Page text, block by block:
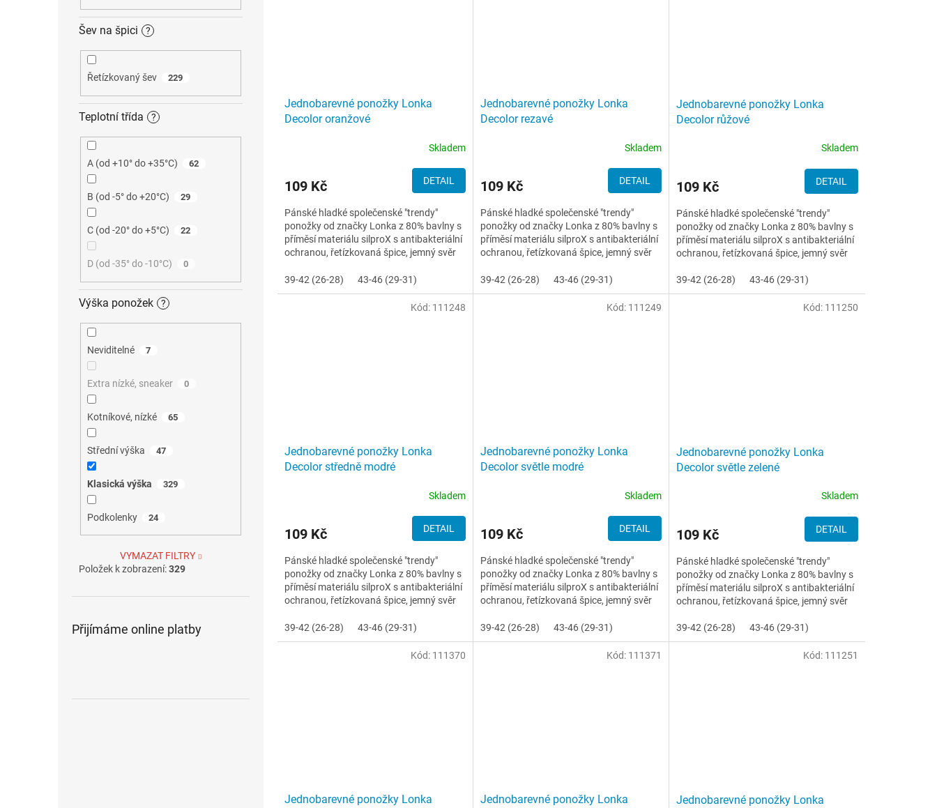
Šev na špici ?
Řetízkovaný šev 229
Teplotní třída ?
A (od +10° do +35°C) 62
B (od -5° do +20°C) 29
C (od -20° do +5°C) 22
D (od -35° do -10°C) 0
Výška ponožek ?
Neviditelné 7
Extra nízké, sneaker 0
Kotníkové, nízké 65
Střední výška 47
Klasická výška 329
Podkolenky 24
VYMAZAT FILTRY
Položek k zobrazení:329
Přijímáme online platby
Jednobarevné ponožky Lonka
Decolor oranžové
Skladem
109 Kč DETAIL
Pánské hladké společenské "trendy"
ponožky od značky Lonka z 80% bavlny s
příměsí materiálu silproX s antibakteriální
ochranou, řetízkovaná špice, jemný svěr
39-42 (26-28)
43-46 (29-31)
Jednobarevné ponožky Lonka
Decolor rezavé
Skladem
109 Kč DETAIL
Pánské hladké společenské "trendy"
ponožky od značky Lonka z 80% bavlny s
příměsí materiálu silproX s antibakteriální
ochranou, řetízkovaná špice, jemný svěr
39-42 (26-28)
43-46 (29-31)
Jednobarevné ponožky Lonka
Decolor růžové
Skladem
109 Kč DETAIL
Pánské hladké společenské "trendy"
ponožky od značky Lonka z 80% bavlny s
příměsí materiálu silproX s antibakteriální
ochranou, řetízkovaná špice, jemný svěr
39-42 (26-28)
43-46 (29-31)
Jednobarevné ponožky Lonka
Decolor středně modré
Skladem
109 Kč DETAIL
Pánské hladké společenské "trendy"
ponožky od značky Lonka z 80% bavlny s
příměsí materiálu silproX s antibakteriální
ochranou, řetízkovaná špice, jemný svěr
39-42 (26-28)
43-46 (29-31)
Kód: 111248
Jednobarevné ponožky Lonka
Decolor světle modré
Skladem
109 Kč DETAIL
Pánské hladké společenské "trendy"
ponožky od značky Lonka z 80% bavlny s
příměsí materiálu silproX s antibakteriální
ochranou, řetízkovaná špice, jemný svěr
39-42 (26-28)
43-46 (29-31)
Kód: 111249
Jednobarevné ponožky Lonka
Decolor světle zelené
Skladem
109 Kč DETAIL
Pánské hladké společenské "trendy"
ponožky od značky Lonka z 80% bavlny s
příměsí materiálu silproX s antibakteriální
ochranou, řetízkovaná špice, jemný svěr
39-42 (26-28)
43-46 (29-31)
Kód: 111250
Jednobarevné ponožky Lonka
Kód: 111370
Jednobarevné ponožky Lonka
Kód: 111371
Jednobarevné ponožky Lonka
Kód: 111251